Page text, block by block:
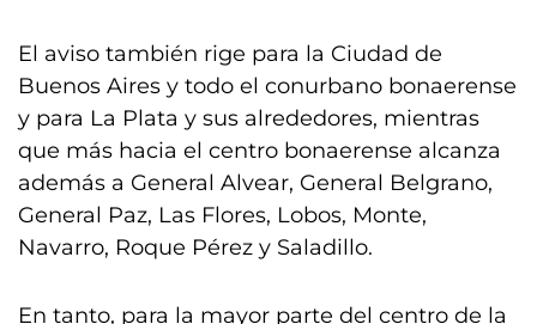
El aviso también rige para la Ciudad de
Buenos Aires y todo el conurbano bonaerense
y para La Plata y sus alrededores, mientras
que más hacia el centro bonaerense alcanza
además a General Alvear, General Belgrano,
General Paz, Las Flores, Lobos, Monte,
Navarro, Roque Pérez y Saladillo.
En tanto, para la mayor parte del centro de la